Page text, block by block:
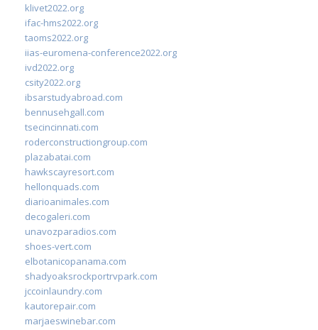
klivet2022.org
ifac-hms2022.org
taoms2022.org
iias-euromena-conference2022.org
ivd2022.org
csity2022.org
ibsarstudyabroad.com
bennusehgall.com
tsecincinnati.com
roderconstructiongroup.com
plazabatai.com
hawkscayresort.com
hellonquads.com
diarioanimales.com
decogaleri.com
unavozparadios.com
shoes-vert.com
elbotanicopanama.com
shadyoaksrockportrvpark.com
jccoinlaundry.com
kautorepair.com
marjaeswinebar.com